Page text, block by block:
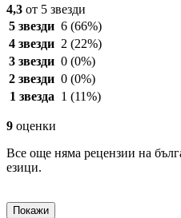
4,3 от 5 звезди
5 звезди 6 (66%)
4 звезди 2 (22%)
3 звезди 0 (0%)
2 звезди 0 (0%)
1 звезда 1 (11%)
9 оценки
Все още няма рецензии на
езици.
Покажи